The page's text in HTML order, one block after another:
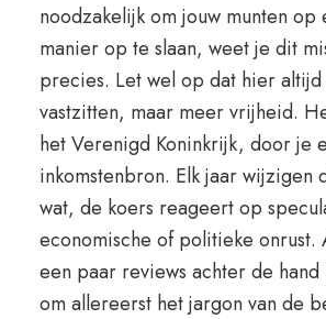
noodzakelijk om jouw munten op
manier op te slaan, weet je dit
precies. Let wel op dat hier altijd
vastzitten, maar meer vrijheid.
het Verenigd Koninkrijk, door je
inkomstenbron. Elk jaar wijzigen
wat, de koers reageert op
economische of politieke onrust.
een paar reviews achter de
om allereerst het jargon van de